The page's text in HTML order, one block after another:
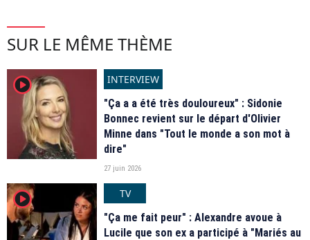
SUR LE MÊME THÈME
player2
INTERVIEW
"Ça a a été très douloureux" : Sidonie
Bonnec revient sur le départ d'Olivier
Minne dans "Tout le monde a son mot à
dire"
27 juin 2026
player2
TV
"Ça me fait peur" : Alexandre avoue à
Lucile que son ex a participé à "Mariés au